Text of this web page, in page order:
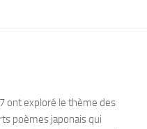
ont exploré le thème des
poèmes japonais qui